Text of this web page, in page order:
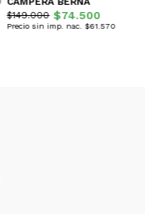
$149.000 $74.500
Precio sin imp. nac. $61.570